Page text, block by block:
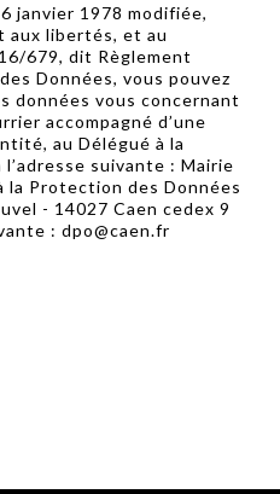
janvier 1978 modifiée,
aux libertés, et au
679, dit Règlement
Données, vous pouvez
données vous concernant
accompagné d’une
au Délégué à la
suivante : Mairie
la Protection des Données
- 14027 Caen cedex 9
: dpo@caen.fr